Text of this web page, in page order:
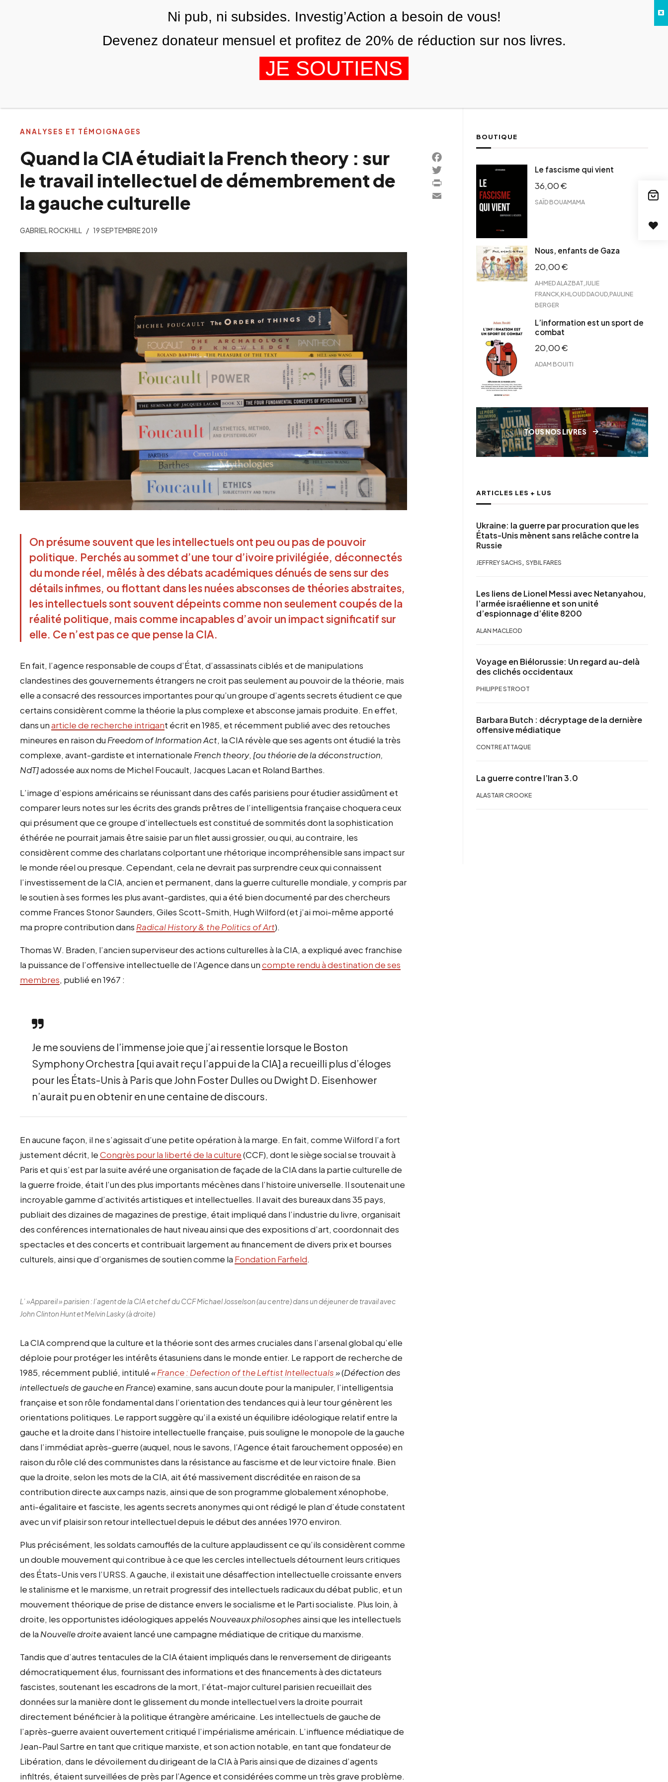
NOUS AGENDA
Quand la CIA étudiait la French theory : sur
le travail intellectuel de démembrement de
la gauche culturelle
GABRIEL ROCKHILL 19 SEPTEMBRE 2019
On présume souvent que les intellectuels ont peu ou pas de pouvoir
politique. Perchés au sommet d’une tour d’ivoire privilégiée, déconnectés
du monde réel, mêlés à des débats académiques dénués de sens sur des
détails infimes, ou flottant dans les nuées absconses de théories abstraites,
les intellectuels sont souvent dépeints comme non seulement coupés de la
réalité politique, mais comme incapables d’avoir un impact significatif sur
elle. Ce n’est pas ce que pense la CIA.
En fait, l’agence responsable de coups d’État, d’assassinats ciblés et de manipulations
clandestines des gouvernements étrangers ne croit pas seulement au pouvoir de la théorie, mais
elle a consacré des ressources importantes pour qu’un groupe d’agents secrets étudient ce que
certains considèrent comme la théorie la plus complexe et absconse jamais produite. En effet,
dans unarticle de recherche intrigant écrit en 1985, et récemment publié avec des retouches
mineures en raison du Freedom of Information Act, la CIA révèle que ses agents ont étudié la très
complexe, avant-gardiste et internationale French theory, [ou théorie de la déconstruction,
NdT]adossée aux noms de Michel Foucault, Jacques Lacan et Roland Barthes.
L’image d’espions américains se réunissant dans des cafés parisiens pour étudier assidûment et
comparer leurs notes sur les écrits des grands prêtres de l’intelligentsia française choquera ceux
qui présument que ce groupe d’intellectuels est constitué de sommités dont la sophistication
éthérée ne pourrait jamais être saisie par un filet aussi grossier, ou qui, au contraire, les
considèrent comme des charlatans colportant une rhétorique incompréhensible sans impact sur
le monde réel ou presque. Cependant, cela ne devrait pas surprendre ceux qui connaissent
l’investissement de la CIA, ancien et permanent, dans la guerre culturelle mondiale, y compris par
le soutien à ses formes les plus avant-gardistes, qui a été bien documenté par des chercheurs
comme Frances Stonor Saunders, Giles Scott-Smith, Hugh Wilford (et j’ai moi-même apporté
ma propre contribution dans Radical History & the Politics of Art).
Thomas W. Braden, l’ancien superviseur des actions culturelles à la CIA, a expliqué avec franchise
la puissance de l’offensive intellectuelle de l’Agence dans uncompte rendu à destination de ses
membres, publié en 1967 :
Je me souviens de l’immense joie que j’ai ressentie lorsque le Boston
Symphony Orchestra [qui avait reçu l’appui de la CIA] a recueilli plus d’éloges
pour les États-Unis à Paris que John Foster Dulles ou Dwight D. Eisenhower
n’aurait pu en obtenir en une centaine de discours.
En aucune façon, il ne s’agissait d’une petite opération à la marge. En fait, comme Wilford l’a fort
justement décrit, leCongrès pour la liberté de la culture(CCF), dont le siège social se trouvait à
Paris et qui s’est par la suite avéré une organisation de façade de la CIA dans la partie culturelle de
la guerre froide, était l’un des plus importants mécènes dans l’histoire universelle. Il soutenait une
incroyable gamme d’activités artistiques et intellectuelles. Il avait des bureaux dans 35 pays,
publiait des dizaines de magazines de prestige, était impliqué dans l’industrie du livre, organisait
des conférences internationales de haut niveau ainsi que des expositions d’art, coordonnait des
spectacles et des concerts et contribuait largement au financement de divers prix et bourses
culturels, ainsi que d’organismes de soutien comme la Fondation Farfield.
L’ »Appareil » parisien : l’agent de la CIA et chef du CCF Michael Josselson (au centre) dans un déjeuner de travail avec
John Clinton Hunt et Melvin Lasky (à droite)
La CIA comprend que la culture et la théorie sont des armes cruciales dans l’arsenal global qu’elle
déploie pour protéger les intérêts étasuniens dans le monde entier. Le rapport de recherche de
1985, récemment publié, intitulé«France : Defection of the Leftist Intellectuals»(Défection des
intellectuels de gauche en France) examine, sans aucun doute pour la manipuler, l’intelligentsia
française et son rôle fondamental dans l’orientation des tendances qui à leur tour génèrent les
orientations politiques. Le rapport suggère qu’il a existé un équilibre idéologique relatif entre la
gauche et la droite dans l’histoire intellectuelle française, puis souligne le monopole de la gauche
dans l’immédiat après-guerre (auquel, nous le savons, l’Agence était farouchement opposée) en
raison du rôle clé des communistes dans la résistance au fascisme et de leur victoire finale. Bien
que la droite, selon les mots de la CIA, ait été massivement discréditée en raison de sa
contribution directe aux camps nazis, ainsi que de son programme globalement xénophobe,
anti-égalitaire et fasciste, les agents secrets anonymes qui ont rédigé le plan d’étude constatent
avec un vif plaisir son retour intellectuel depuis le début des années 1970 environ.
Plus précisément, les soldats camouflés de la culture applaudissent ce qu’ils considèrent comme
un double mouvement qui contribue à ce que les cercles intellectuels détournent leurs critiques
des États-Unis vers l’URSS. A gauche, il existait une désaffection intellectuelle croissante envers
le stalinisme et le marxisme, un retrait progressif des intellectuels radicaux du débat public, et un
mouvement théorique de prise de distance envers le socialisme et le Parti socialiste. Plus loin, à
droite, les opportunistes idéologiques appelés Nouveaux philosophesainsi que les intellectuels
de la Nouvelle droiteavaient lancé une campagne médiatique de critique du marxisme.
Tandis que d’autres tentacules de la CIA étaient impliqués dans le renversement de dirigeants
démocratiquement élus, fournissant des informations et des financements à des dictateurs
fascistes, soutenant les escadrons de la mort, l’état-major culturel parisien recueillait des
données sur la manière dont le glissement du monde intellectuel vers la droite pourrait
directement bénéficier à la politique étrangère américaine. Les intellectuels de gauche de
l’après-guerre avaient ouvertement critiqué l’impérialisme américain. L’influence médiatique de
Jean-Paul Sartre en tant que critique marxiste, et son action notable, en tant que fondateur de
Libération, dans le dévoilement du dirigeant de la CIA à Paris ainsi que de dizaines d’agents
infiltrés, étaient surveillées de près par l’Agence et considérées comme un très grave problème.
ANALYSES ET TÉMOIGNAGES
Facebook
Twitter
PrintFriendly
Email
BOUTIQUE
Le fascisme qui vient
36,00€
SAÏD BOUAMAMA
Nous, enfants de Gaza
20,00€
AHMED ALAZBAT JULIE
FRANCK KHLOUD DAOUD PAULINE
BERGER
L’information est un sport de
combat
20,00€
ADAM BOUITI
TOUS NOS LIVRES
ARTICLES LES + LUS
Ukraine: la guerre par procuration que les
États-Unis mènent sans relâche contre la
Russie
JEFFREY SACHS , SYBIL FARES
Les liens de Lionel Messi avec Netanyahou,
l’armée israélienne et son unité
d’espionnage d’élite 8200
ALAN MACLEOD
Voyage en Biélorussie: Un regard au-delà
des clichés occidentaux
PHILIPPE STROOT
Barbara Butch : décryptage de la dernière
offensive médiatique
CONTRE ATTAQUE
La guerre contre l’Iran 3.0
ALASTAIR CROOKE
Ni pub, ni subsides. Investig’Action a besoin de vous!
Devenez donateur mensuel et profitez de 20% de réduction sur nos livres.
JE SOUTIENS